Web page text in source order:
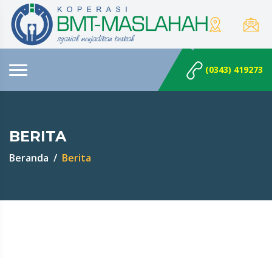
(0343) 419273
BERITA
Beranda Berita